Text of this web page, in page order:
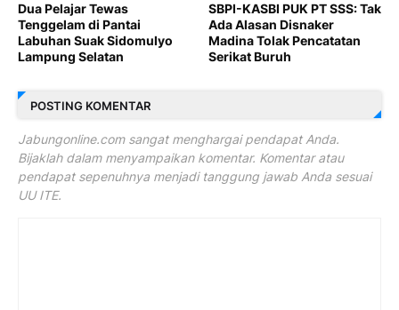
Dua Pelajar Tewas
Tenggelam di Pantai
Labuhan Suak Sidomulyo
Lampung Selatan
SBPI-KASBI PUK PT SSS: Tak
Ada Alasan Disnaker
Madina Tolak Pencatatan
Serikat Buruh
POSTING KOMENTAR
Jabungonline.com sangat menghargai pendapat Anda.
Bijaklah dalam menyampaikan komentar. Komentar atau
pendapat sepenuhnya menjadi tanggung jawab Anda sesuai
UU ITE.